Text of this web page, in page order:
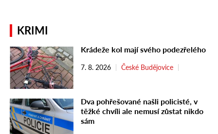
KRIMI
Krádeže kol mají svého podezřelého
7. 8. 2026 České Budějovice
Dva pohřešované našli policisté, v
těžké chvíli ale nemusí zůstat nikdo
sám